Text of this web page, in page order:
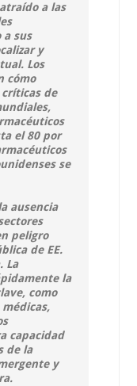
a las
a sus
y
Los
cómo
de
el 80 por
se
ausencia
peligro
de EE.
La
la
como
capacidad
de la
y